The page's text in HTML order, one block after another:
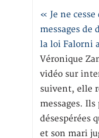
« Je ne cesse
messages de
la loi Falorni
Véronique
vidéo sur
suivent, elle
messages.
désespérées
et son mari